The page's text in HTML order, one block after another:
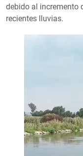
debido al incremento
recientes lluvias.